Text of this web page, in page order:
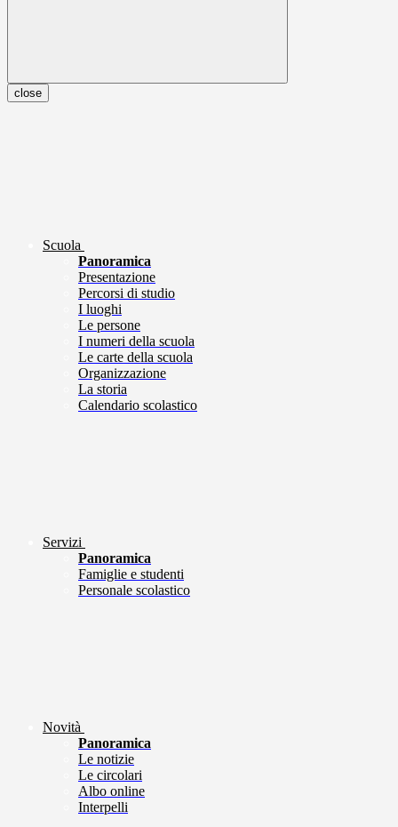
close
Scuola
Panoramica
Presentazione
Percorsi di studio
I luoghi
Le persone
I numeri della scuola
Le carte della scuola
Organizzazione
La storia
Calendario scolastico
Servizi
Panoramica
Famiglie e studenti
Personale scolastico
Novità
Panoramica
Le notizie
Le circolari
Albo online
Interpelli